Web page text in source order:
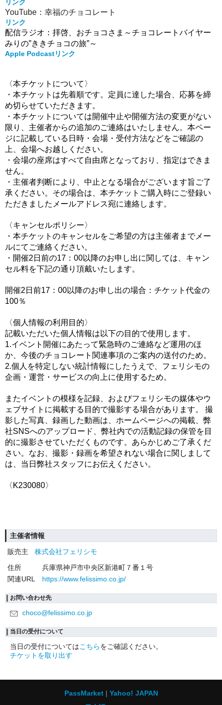
リンク
YouTube：幸福のチョコレート
リンク
配信ラジオ：拝啓、おチョコさま～チョコレートバイヤー
みりの”ききチョコの旅”～
Apple Podcastリンク
〈本チケットについて〉
・本チケットは先着順です。 定員に達した場合、応募を締
め切らせていただきます。
・本チケットについては開催中止や開催方法の変更がない
限り、 主催者からの追加のご連絡はいたしません。 本ペー
ジに記載している日時・会場・受付方法などをご確認の
上、 会場へお越しください。
・会場の座席はすべて自由席となっており、指定はできま
せん。
・主催者判断により、中止となる場合がございます旨ご了
承ください。 その場合は、本チケットご購入時にご登録い
ただきました メールアドレス宛に連絡します。
〈キャンセルポリシー〉
・本チケットのキャンセルをご希望の方は主催者までメー
ルにてご連絡ください。
・開催2日前の17：00以降のお申し出に関しては、キャン
セル料を下記の通り頂戴いたします。
開催2日前17：00以降のお申し出の場合：チケット代金の
100％
〈個人情報の利用目的〉
記載いただいた個人情報は以下の目的で使用します。
1.イベント開催にあたって緊急時のご連絡など運用のほ
か、今後のチョコレート関連事項のご案内の送付のため。
2.個人を特定しない統計情報にしたうえで、フェリシモの
企画・運営・サービスの向上に使用するため。
またイベントの模様を記録、およびフェリシモの媒体やウ
ェブサイトに掲載する目的で撮影する場合があります。 撮
影した写真、録画した動画は、ホームページへの掲載、弊
社SNSへのアップロード、弊社内での活動記録の保管を目
的に撮影させていただくものです。あらかじめご了承くだ
さい。なお、撮影・録画を希望されない場合に関しまして
は、当日弊社スタッフにお伝えください。
〈 K230080〉
主催者情報
販売主
株式会社フェリシモ
住所
兵庫県神戸市中央区新港町７番１号
関連URL
https://www.felissimo.co.jp/
お問い合わせ先
choco@felissimo.co.jp
当日の受付について
当日の受付についてはこちらをご確認ください。
チケットを取り出す
PassMarket
Yahoo! JAPAN